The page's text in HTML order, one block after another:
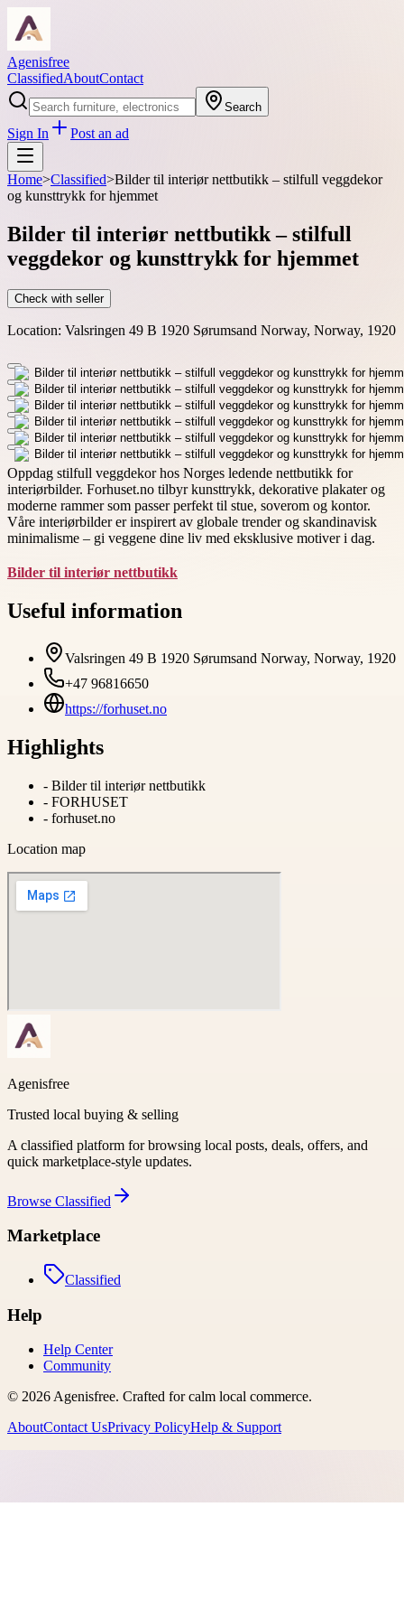
Agenisfree
ClassifiedAboutContact
Search
Sign In Post an ad
Home>Classified>Bilder til interiør nettbutikk – stilfull veggdekor
og kunsttrykk for hjemmet
Bilder til interiør nettbutikk – stilfull
veggdekor og kunsttrykk for hjemmet
Check with seller
Location: Valsringen 49 B 1920 Sørumsand Norway, Norway, 1920
Oppdag stilfull veggdekor hos Norges ledende nettbutikk for
interiørbilder. Forhuset.no tilbyr kunsttrykk, dekorative plakater og
moderne rammer som passer perfekt til stue, soverom og kontor.
Våre interiørbilder er inspirert av globale trender og skandinavisk
minimalisme – gi veggene dine liv med eksklusive motiver i dag.
Bilder til interiør nettbutikk
Useful information
Valsringen 49 B 1920 Sørumsand Norway, Norway, 1920
+47 96816650
https://forhuset.no
Highlights
- Bilder til interiør nettbutikk
- FORHUSET
- forhuset.no
Location map
Agenisfree
Trusted local buying & selling
A classified platform for browsing local posts, deals, offers, and
quick marketplace-style updates.
Browse Classified
Marketplace
Classified
Help
Help Center
Community
© 2026Agenisfree. Crafted for calm local commerce.
AboutContact UsPrivacy PolicyHelp & Support